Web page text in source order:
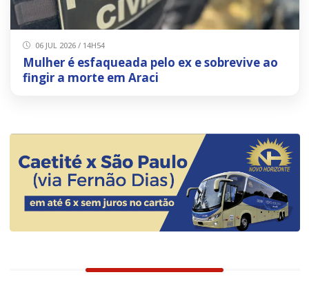
06 JUL 2026 / 14H54
Mulher é esfaqueada pelo ex e sobrevive ao
fingir a morte em Araci